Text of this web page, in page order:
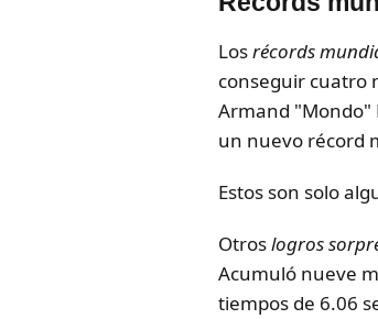
Losrécords
conseguir cuatro
Armand "Mondo"
un nuevo récord
Estos son solo
Otroslogros
Acumuló nueve
tiempos de 6.06